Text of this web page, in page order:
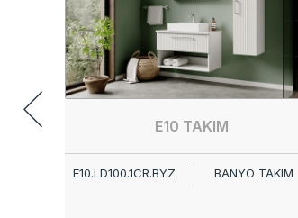
E10 TAKIM
E10.LD100.1CR.BYZ BANYO TAKIM